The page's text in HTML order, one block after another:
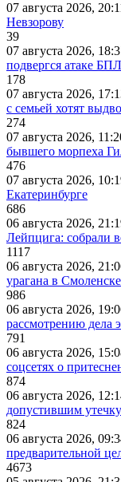
07 августа 2026,
Невзорову
39
07 августа 2026,
подвергся атаке
178
07 августа 2026,
с семьей хотят
274
07 августа 2026,
бывшего морпеха
476
07 августа 2026,
Екатеринбурге
686
06 августа 2026,
Лейпцига: собрали
1117
06 августа 2026,
урагана в Смоленске
986
06 августа 2026,
рассмотрению
791
06 августа 2026,
соцсетях о
874
06 августа 2026,
допустившим
824
06 августа 2026,
предварительной
4673